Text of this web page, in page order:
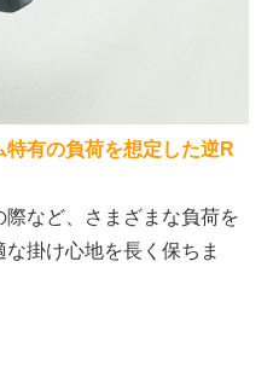
有の負荷を想定した逆R
など、さまざまな負荷を
掛け心地を長く保ちま